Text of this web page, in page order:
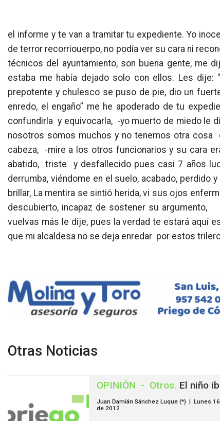
el informe y te van a tramitar tu expediente. Yo
de terror recorriouerpo, no podía ver su cara ni
técnicos del ayuntamiento, son buena gente, me
estaba me había dejado solo con ellos. Les
prepotente y chulesco se puso de pie, dio un
enredo, el engaño” me he apoderado de tu
confundirla y equivocarla, -yo muerto de miedo le
nosotros somos muchos y no tenemos otra
cabeza, -mire a los otros funcionarios y su cara
abatido, triste y desfallecido pues casi 7 años
derrumba, viéndome en el suelo, acabado, perdido
brillar, La mentira se sintió herida, vi sus ojos
descubierto, incapaz de sostener su argumento,
vuelvas más le dije, pues la verdad te estará aquí
que mi alcaldesa no se deja enredar por estos
Otras Noticias
OPINIÓN - Otros. El niño
Juan Damián Sánchez Luque (*) | Lunes
de 2012